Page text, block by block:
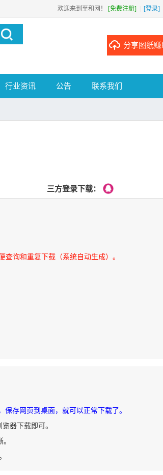
欢迎来到至和网！ [免费注册] [登录]
分享图纸
行业资讯 公告 联系我们
三方登录下载：
询和重复下载（系统自动生成）。
存网页到桌面，就可以正常下载了。
器下载即可。